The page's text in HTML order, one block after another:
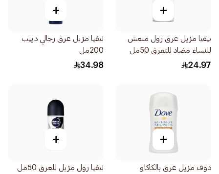
+
نيفيا مزيل عرق رول منعش
للنساء مضاد للتعرق 50مل
24.97
+
نيفيا مزيل عرق رجالي دييب
200مل
34.98
+
دوف مزيل عرق بالكاكاو
+
نيفيا رول مزيل للعرق 50مل